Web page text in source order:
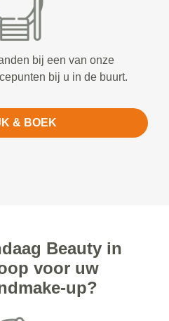
bij een van onze
bij u in de buurt.
& BOEK
Beauty in
voor uw
up?